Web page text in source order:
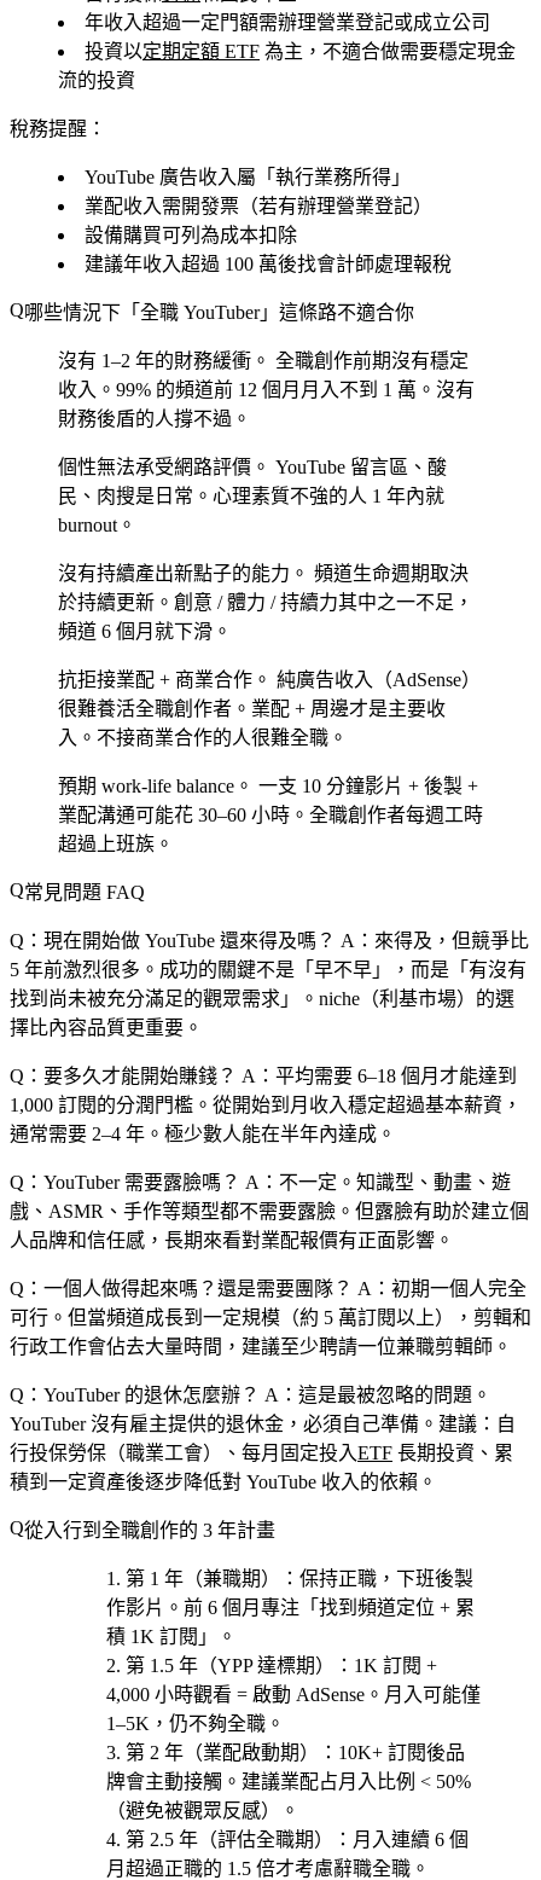
年收入超過一定門額需辦理營業登記或成立公司
投資以定期定額 ETF 為主，不適合做需要穩定現金
流的投資
稅務提醒：
YouTube 廣告收入屬「執行業務所得」
業配收入需開發票（若有辦理營業登記）
設備購買可列為成本扣除
建議年收入超過 100 萬後找會計師處理報稅
哪些情況下「全職 YouTuber」這條路不適合你
沒有 1–2 年的財務緩衝。 全職創作前期沒有穩定
收入。99% 的頻道前 12 個月月入不到 1 萬。沒有
財務後盾的人撐不過。
個性無法承受網路評價。 YouTube 留言區、酸
民、肉搜是日常。心理素質不強的人 1 年內就
burnout。
沒有持續產出新點子的能力。 頻道生命週期取決
於持續更新。創意 / 體力 / 持續力其中之一不足，
頻道 6 個月就下滑。
抗拒接業配 + 商業合作。 純廣告收入（AdSense）
很難養活全職創作者。業配 + 周邊才是主要收
入。不接商業合作的人很難全職。
預期 work-life balance。 一支 10 分鐘影片 + 後製 +
業配溝通可能花 30–60 小時。全職創作者每週工時
超過上班族。
常見問題 FAQ
Q：現在開始做 YouTube 還來得及嗎？ A：來得及，但競爭比
5 年前激烈很多。成功的關鍵不是「早不早」，而是「有沒有
找到尚未被充分滿足的觀眾需求」。niche（利基市場）的選
擇比內容品質更重要。
Q：要多久才能開始賺錢？ A：平均需要 6–18 個月才能達到
1,000 訂閱的分潤門檻。從開始到月收入穩定超過基本薪資，
通常需要 2–4 年。極少數人能在半年內達成。
Q：YouTuber 需要露臉嗎？ A：不一定。知識型、動畫、遊
戲、ASMR、手作等類型都不需要露臉。但露臉有助於建立個
人品牌和信任感，長期來看對業配報價有正面影響。
Q：一個人做得起來嗎？還是需要團隊？ A：初期一個人完全
可行。但當頻道成長到一定規模（約 5 萬訂閱以上），剪輯和
行政工作會佔去大量時間，建議至少聘請一位兼職剪輯師。
Q：YouTuber 的退休怎麼辦？ A：這是最被忽略的問題。
YouTuber 沒有雇主提供的退休金，必須自己準備。建議：自
行投保勞保（職業工會）、每月固定投入ETF 長期投資、累
積到一定資產後逐步降低對 YouTube 收入的依賴。
從入行到全職創作的 3 年計畫
第 1 年（兼職期）
：保持正職，下班後製
作影片。前 6 個月專注「找到頻道定位 + 累
積 1K 訂閱」。
第 1.5 年（YPP 達標期）
：1K 訂閱 +
4,000 小時觀看 = 啟動 AdSense。月入可能僅
1–5K，仍不夠全職。
第 2 年（業配啟動期）
：10K+ 訂閱後品
牌會主動接觸。建議業配占月入比例 < 50%
（避免被觀眾反感）。
第 2.5 年（評估全職期）
：月入連續 6 個
月超過正職的 1.5 倍才考慮辭職全職。